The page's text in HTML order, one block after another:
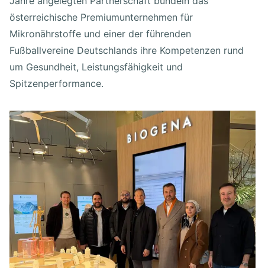
österreichische Premiumunternehmen für
Mikronährstoffe und einer der führenden
Fußballvereine Deutschlands ihre Kompetenzen rund
um Gesundheit, Leistungsfähigkeit und
Spitzenperformance.